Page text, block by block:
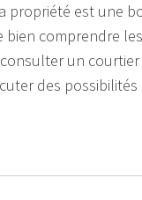
propriété est une
bien comprendre
un
des